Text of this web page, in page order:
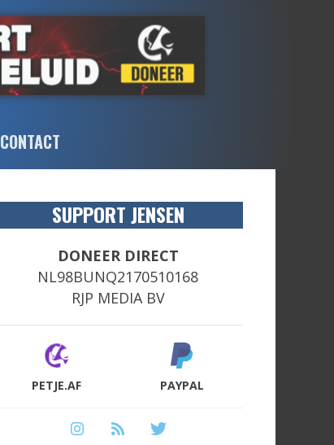
CONTACT
SUPPORT JENSEN
DONEER DIRECT
NL98BUNQ2170510168
RJP MEDIA BV
PETJE.AF PAYPAL